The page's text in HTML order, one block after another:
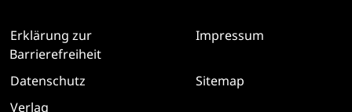
Erklärung zur
Barrierefreiheit
Impressum
Datenschutz
Sitemap
Verlag